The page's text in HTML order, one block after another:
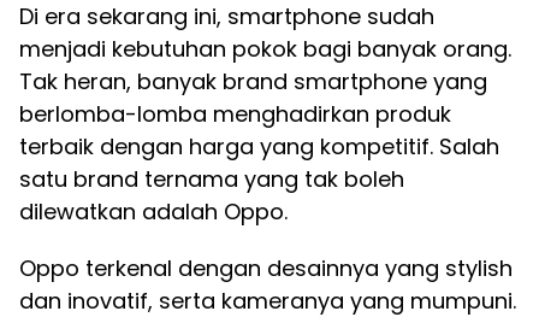
Di era sekarang ini, smartphone sudah
menjadi kebutuhan pokok bagi banyak orang.
Tak heran, banyak brand smartphone yang
berlomba-lomba menghadirkan produk
terbaik dengan harga yang kompetitif. Salah
satu brand ternama yang tak boleh
dilewatkan adalah Oppo.
Oppo terkenal dengan desainnya yang stylish
dan inovatif, serta kameranya yang mumpuni.